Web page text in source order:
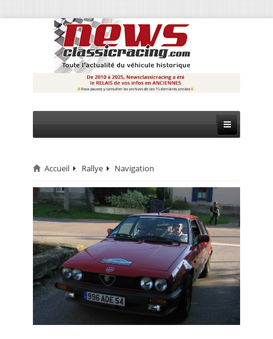
CIRCUIT
RALLYE
MONTAGNE
EVÈNEMENTS
CALENDRIER
Accueil Rallye Navigation